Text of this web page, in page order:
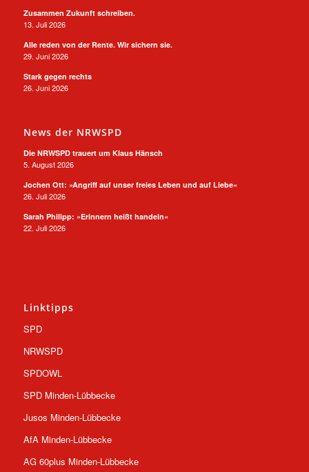
Zusammen Zukunft schreiben.
13. Juli 2026
Alle reden von der Rente. Wir sichern sie.
29. Juni 2026
Stark gegen rechts
26. Juni 2026
News der NRWSPD
Die NRWSPD trauert um Klaus Hänsch
5. August 2026
Jochen Ott: »Angriff auf unser freies Leben und auf Liebe«
26. Juli 2026
Sarah Philipp: »Erinnern heißt handeln«
22. Juli 2026
Linktipps
SPD
NRWSPD
SPDOWL
SPD Minden-Lübbecke
Jusos Minden-Lübbecke
AfA Minden-Lübbecke
AG 60plus Minden-Lübbecke